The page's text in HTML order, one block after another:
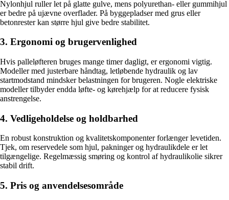
Nylonhjul ruller let på glatte gulve, mens polyurethan- eller gummihjul
er bedre på ujævne overflader. På byggepladser med grus eller
betonrester kan større hjul give bedre stabilitet.
3. Ergonomi og brugervenlighed
Hvis palleløfteren bruges mange timer dagligt, er ergonomi vigtig.
Modeller med justerbare håndtag, letløbende hydraulik og lav
startmodstand mindsker belastningen for brugeren. Nogle elektriske
modeller tilbyder endda løfte- og kørehjælp for at reducere fysisk
anstrengelse.
4. Vedligeholdelse og holdbarhed
En robust konstruktion og kvalitetskomponenter forlænger levetiden.
Tjek, om reservedele som hjul, pakninger og hydraulikdele er let
tilgængelige. Regelmæssig smøring og kontrol af hydraulikolie sikrer
stabil drift.
5. Pris og anvendelsesområde